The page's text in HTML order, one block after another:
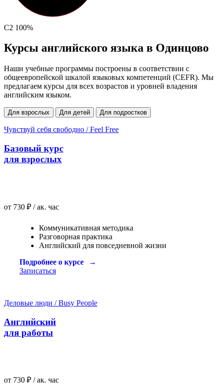
C2 100%
Курсы английского языка в Одинцово
Наши учебные программы построены в соответствии с
общеевропейской шкалой языковых компетенций (CEFR). Мы
предлагаем курсы для всех возрастов и уровней владения
английским языком.
Для взрослых Для детей Для подростков
Чувствуй себя свободно / Feel Free
Базовый курс
для взрослых
от 730 ₽ / ак. час
Коммуникативная методика
Разговорная практика
Английский для повседневной жизни
Подробнее о курсе
Записаться
Деловые люди / Busy People
Английский
для работы
от 730 ₽ / ак. час